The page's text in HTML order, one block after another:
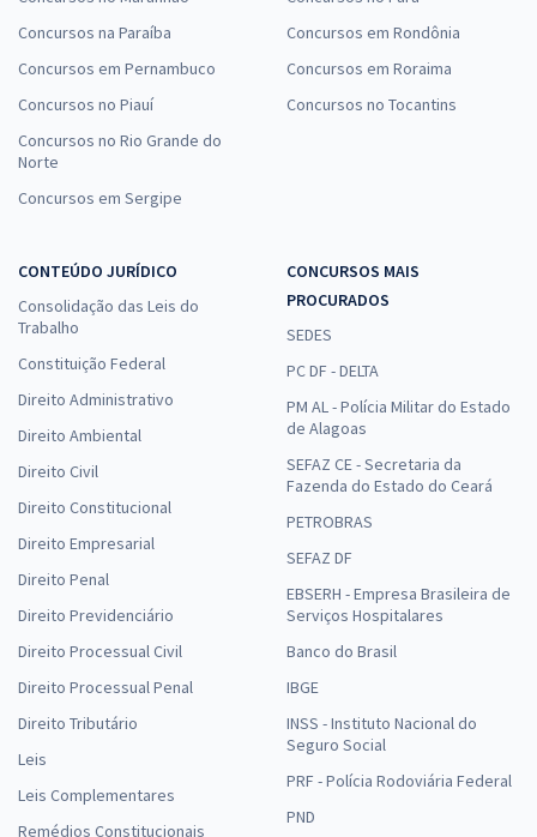
Concursos na Paraíba
Concursos em Pernambuco
Concursos no Piauí
Concursos no Rio Grande do
Norte
Concursos em Sergipe
Concursos em Rondônia
Concursos em Roraima
Concursos no Tocantins
CONTEÚDO JURÍDICO
Consolidação das Leis do
Trabalho
Constituição Federal
Direito Administrativo
Direito Ambiental
Direito Civil
Direito Constitucional
Direito Empresarial
Direito Penal
Direito Previdenciário
Direito Processual Civil
Direito Processual Penal
Direito Tributário
Leis
Leis Complementares
Remédios Constitucionais
CONCURSOS MAIS
PROCURADOS
SEDES
PC DF - DELTA
PM AL - Polícia Militar do Estado
de Alagoas
SEFAZ CE - Secretaria da
Fazenda do Estado do Ceará
PETROBRAS
SEFAZ DF
EBSERH - Empresa Brasileira de
Serviços Hospitalares
Banco do Brasil
IBGE
INSS - Instituto Nacional do
Seguro Social
PRF - Polícia Rodoviária Federal
PND